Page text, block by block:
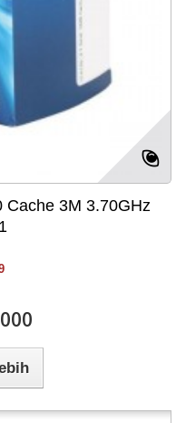
Cache 3M 3.70GHz